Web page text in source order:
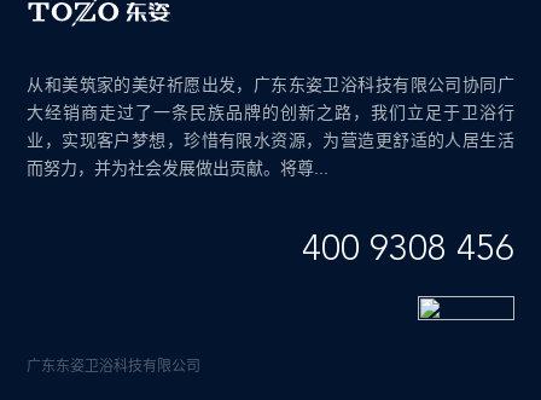
从和美筑家的美好祈愿出发，广东东姿卫浴科技有限公司协同广
大经销商走过了一条民族品牌的创新之路，我们立足于卫浴行
业，实现客户梦想，珍惜有限水资源，为营造更舒适的人居生活
而努力，并为社会发展做出贡献。将尊...
400 9308 456
广东东姿卫浴科技有限公司